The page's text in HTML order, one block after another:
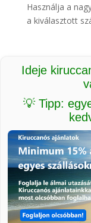
Használja a
a kiválasztott
Ideje
💡 Tipp: